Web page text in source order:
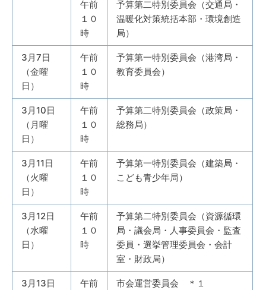
午前
１０
時
予算第二特別委員会（交通局・
温暖化対策統括本部・環境創造
局）
3月7日
（金曜
日）
午前
１０
時
予算第一特別委員会（港湾局・
教育委員会）
3月10日
（月曜
日）
午前
１０
時
予算第二特別委員会（政策局・
総務局）
3月11日
（火曜
日）
午前
１０
時
予算第一特別委員会（建築局・
こども青少年局）
3月12日
（水曜
日）
午前
１０
時
予算第二特別委員会（資源循環
局・議会局・人事委員会・監査
委員・選挙管理委員会・会計
室・財政局）
3月13日
午前
市会運営委員会 ＊１